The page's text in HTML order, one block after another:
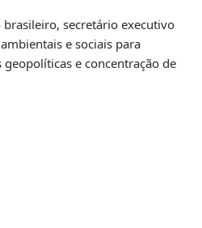
secretário executivo
e sociais para
e concentração de